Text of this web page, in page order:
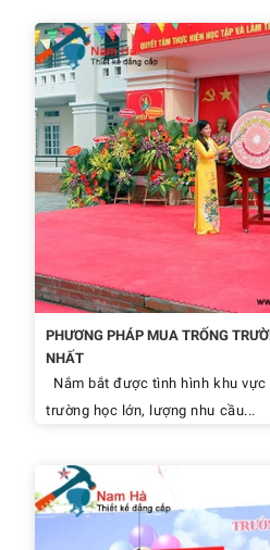
PHƯƠNG PHÁP MUA TRỐNG
NHẤT
Nắm bắt được tình hình khu
trường học lớn, lượng nhu cầu...